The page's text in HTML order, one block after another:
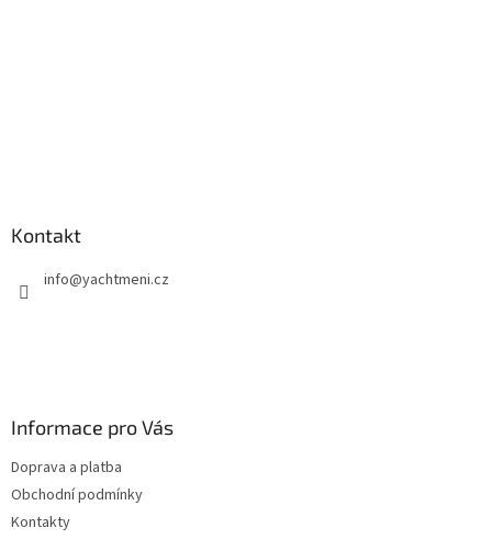
Kontakt
info@yachtmeni.cz
Informace pro Vás
Doprava a platba
Obchodní podmínky
Kontakty